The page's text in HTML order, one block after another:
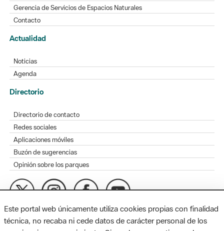
Gerencia de Servicios de Espacios Naturales
Contacto
Actualidad
Noticias
Agenda
Directorio
Directorio de contacto
Redes sociales
Aplicaciones móviles
Buzón de sugerencias
Opinión sobre los parques
MAPA WEB AVISO LEGAL ACCESIBILIDAD
Este portal web únicamente utiliza cookies propias con finalidad
técnica, no recaba ni cede datos de carácter personal de los